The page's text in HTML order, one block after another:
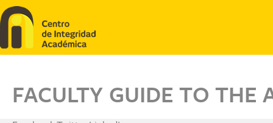
Pasar al contenido principal
FACULTY GUIDE TO THE